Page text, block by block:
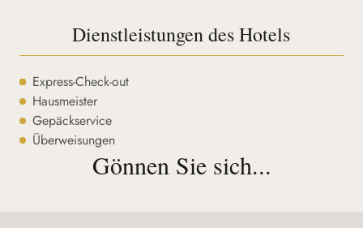
Dienstleistungen des Hotels
Express-Check-out
Hausmeister
Gepäckservice
Überweisungen
Gönnen Sie sich...